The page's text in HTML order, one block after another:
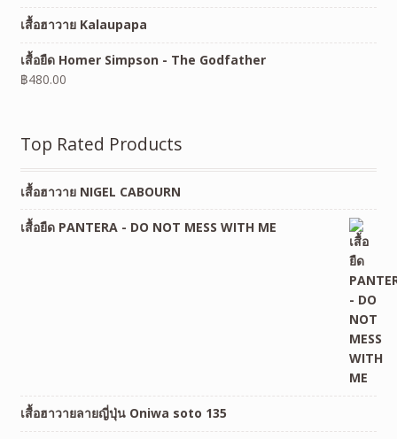
เสื้อฮาวาย Kalaupapa
เสื้อยืด Homer Simpson - The Godfather
฿480.00
Top Rated Products
เสื้อฮาวาย NIGEL CABOURN
เสื้อยืด PANTERA - DO NOT MESS WITH ME
เสื้อฮาวายลายญี่ปุ่น Oniwa soto 135